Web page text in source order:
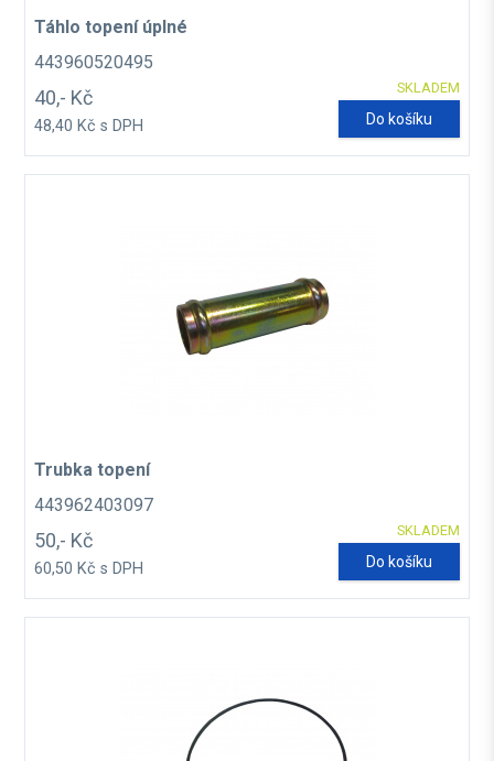
Táhlo topení úplné
443960520495
SKLADEM
40,- Kč
48,40 Kč s DPH Do košíku
Trubka topení
443962403097
SKLADEM
50,- Kč
60,50 Kč s DPH Do košíku